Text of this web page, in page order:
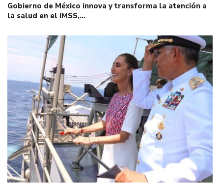
Gobierno de México innova y transforma la atención a
la salud en el IMSS,…